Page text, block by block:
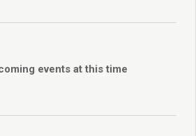
2022
2021
2020
2019
2018
events at this time